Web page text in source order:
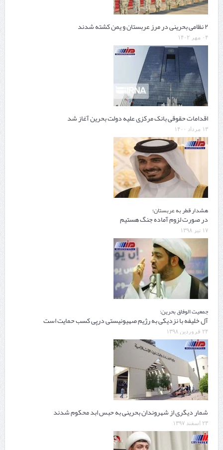
۲ نظامی بحرینی در مرز عربستان و یمن کشته شدند
۰۴ مهر ۱۴۰۲
اقدامات حقوقی بانک مرکزی علیه دولت بحرین آغاز شد
۱۳ مرداد ۱۴۰۰
هشدار قطر به عربستان؛
در صورت لزوم آماده جنگ هستیم
۱۷ تیر ۱۳۹۸
جمعیت الوفاق بحرین:
آل خلیفه با نزدیکی به رژیم صهیونیستی درپی کسب حمایت است
۲۴ فروردین ۱۳۹۸
شمار دیگری از شهروندان بحرینی به حبس ابد محکوم شدند
۲۳ اسفند ۱۳۹۷